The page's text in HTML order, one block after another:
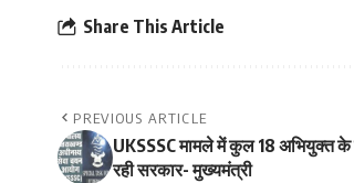
Share This Article
PREVIOUS ARTICLE
UKSSSC मामले में कुल 18 अभियुक्त
रही सरकार- मुख्यमंत्री